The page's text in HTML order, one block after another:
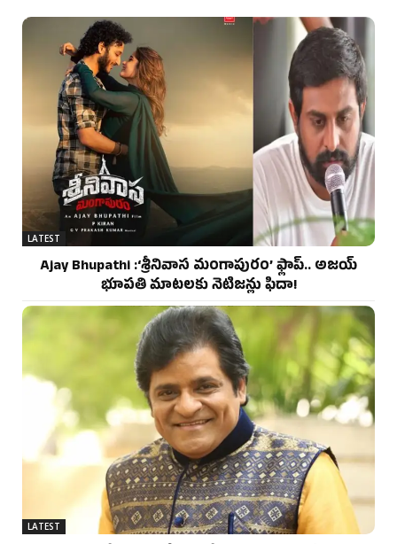
LATEST
Ajay Bhupathi :‘శ్రీనివాస మంగాపురం’ ఫ్లాప్.. అజయ్
భూపతి మాటలకు నెటిజన్లు ఫిదా!
LATEST